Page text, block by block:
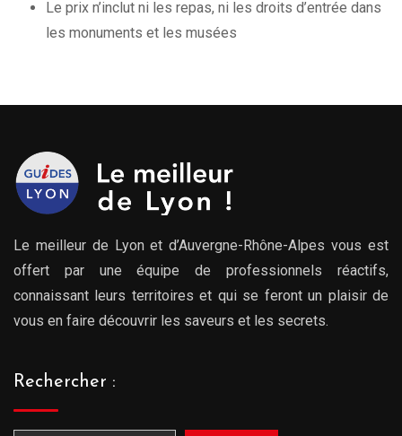
Le prix n’inclut ni les repas, ni les droits d’entrée dans
les monuments et les musées
Le meilleur de Lyon et d’Auvergne-Rhône-Alpes vous est
offert par une équipe de professionnels réactifs,
connaissant leurs territoires et qui se feront un plaisir de
vous en faire découvrir les saveurs et les secrets.
Rechercher :